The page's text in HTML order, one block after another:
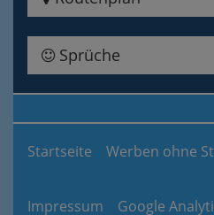
Sprüche
Startseite Werben ohne
Impressum Google